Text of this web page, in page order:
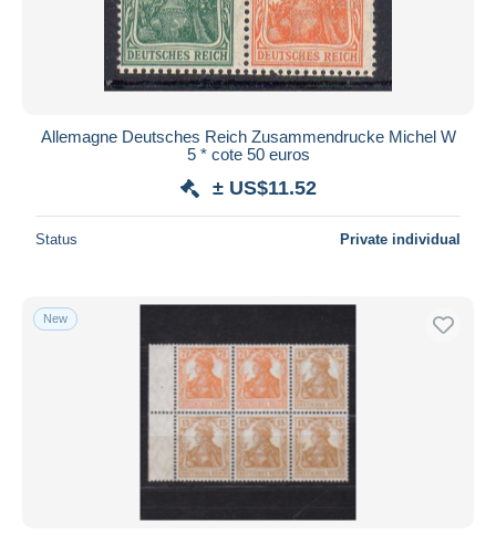
Allemagne Deutsches Reich Zusammendrucke Michel W
5 * cote 50 euros
± US$11.52
Status Private individual
New